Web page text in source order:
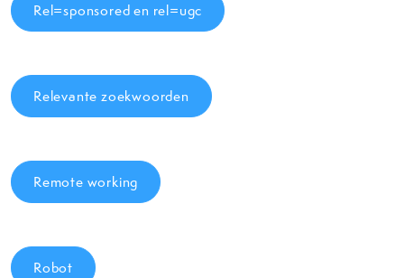
Rel=sponsored en rel=ugc
Relevante zoekwoorden
Remote working
Robot